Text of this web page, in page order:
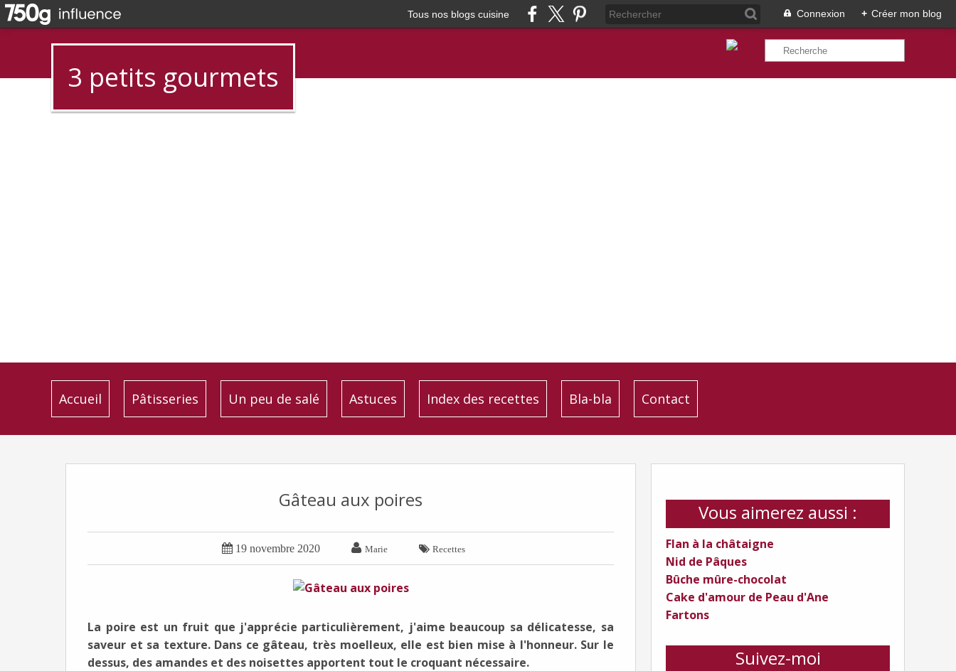
Tous nos blogs cuisine Connexion + Créer mon blog
3 petits gourmets
Accueil Pâtisseries Un peu de salé Astuces Index des recettes Bla-bla Contact
Vous aimerez aussi :
Flan à la châtaigne
Nid de Pâques
Bûche mûre-chocolat
Cake d'amour de Peau d'Ane
Fartons
Suivez-moi
Gâteau aux poires
 19 novembre 2020  Marie  Recettes
La poire est un fruit que j'apprécie particulièrement, j'aime beaucoup sa délicatesse, sa
saveur et sa texture. Dans ce gâteau, très moelleux, elle est bien mise à l'honneur. Sur le
dessus, des amandes et des noisettes apportent tout le croquant nécessaire.